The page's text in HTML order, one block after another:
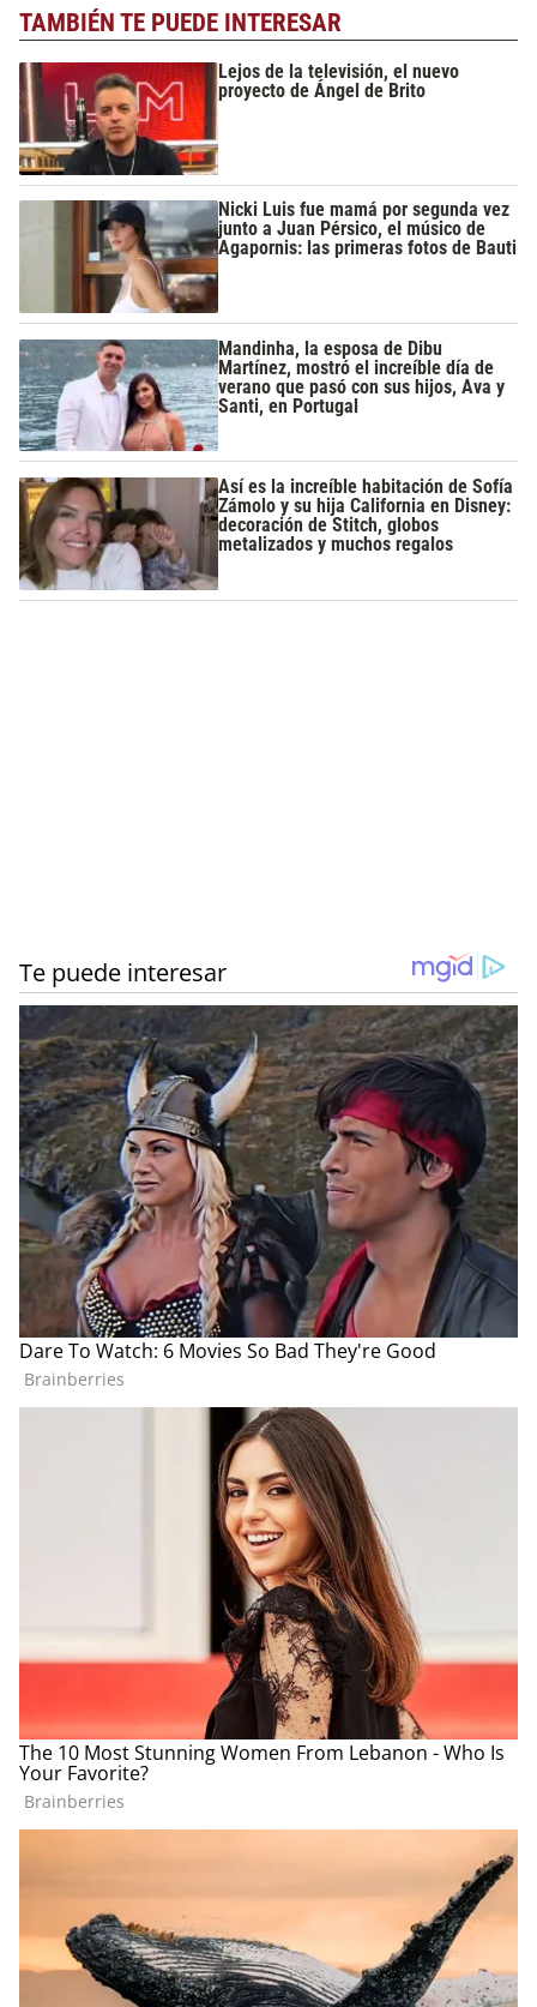
TAMBIÉN TE PUEDE INTERESAR
Lejos de la televisión, el nuevo
proyecto de Ángel de Brito
Nicki Luis fue mamá por segunda vez
junto a Juan Pérsico, el músico de
Agapornis: las primeras fotos de Bauti
Mandinha, la esposa de Dibu
Martínez, mostró el increíble día de
verano que pasó con sus hijos, Ava y
Santi, en Portugal
Así es la increíble habitación de Sofía
Zámolo y su hija California en Disney:
decoración de Stitch, globos
metalizados y muchos regalos